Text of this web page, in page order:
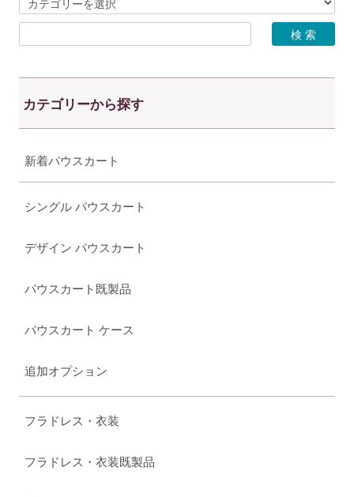
カテゴリーから探す
新着パウスカート
シングル パウスカート
デザイン パウスカート
パウスカート既製品
パウスカート ケース
追加オプション
フラドレス・衣装
フラドレス・衣装既製品